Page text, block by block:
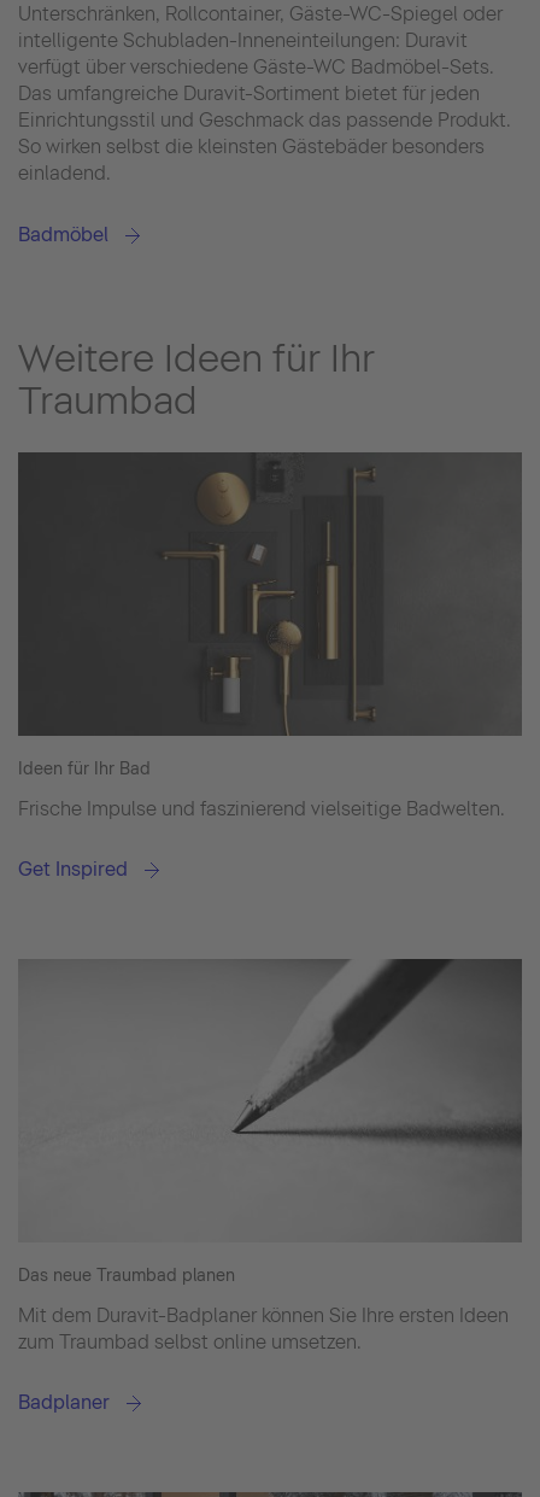
Unterschränken, Rollcontainer, Gäste-WC-Spiegel oder
intelligente Schubladen-Inneneinteilungen: Duravit
verfügt über verschiedene Gäste-WC Badmöbel-Sets.
Das umfangreiche Duravit-Sortiment bietet für jeden
Einrichtungsstil und Geschmack das passende Produkt.
So wirken selbst die kleinsten Gästebäder besonders
einladend.
Badmöbel
Weitere Ideen für Ihr
Traumbad
Ideen für Ihr Bad
Frische Impulse und faszinierend vielseitige Badwelten.
Get Inspired
Das neue Traumbad planen
Mit dem Duravit-Badplaner können Sie Ihre ersten Ideen
zum Traumbad selbst online umsetzen.
Badplaner